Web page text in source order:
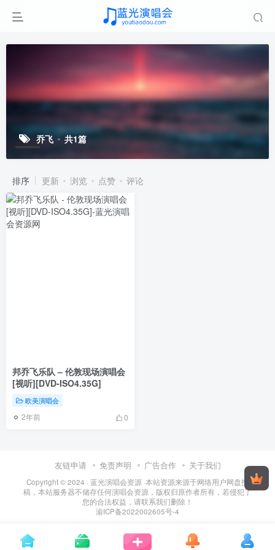
乔飞 共1篇
排序 更新 浏览 点赞 评论
邦乔飞乐队 – 伦敦现场演唱会
[视听][DVD-ISO4.35G]
欧美演唱会
2年前 0
友链申请 免责声明 广告合作 关于我们
Copyright © 2024 · 蓝光演唱会资源 ·本站资源来源于网络用户网盘投
稿，本站服务器不储存任何演唱会资源，版权归原作者所有，若侵犯了
您的合法权益，请联系我们删除！
渝ICP备2022002605号-4